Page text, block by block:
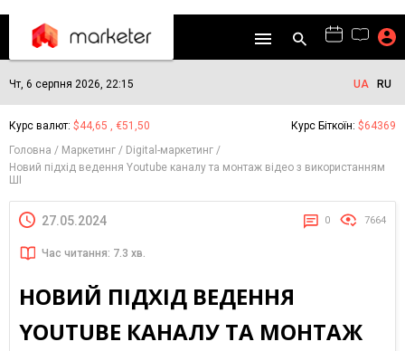
Чт, 6 серпня 2026, 22:15 UA RU
Курс валют: $44,65 , €51,50 Курс Біткоїн: $64369
Головна
Маркетинг
Digital-маркетинг
Новий підхід ведення Youtube каналу та монтаж відео з використанням
ШІ
27.05.2024 0 7664
Час читання: 7.3 хв.
НОВИЙ ПІДХІД ВЕДЕННЯ
YOUTUBE КАНАЛУ ТА МОНТАЖ